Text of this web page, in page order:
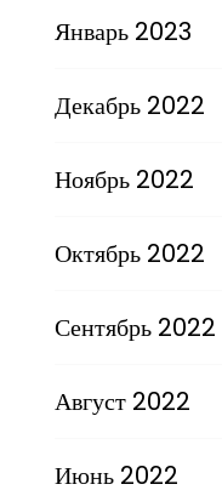
Январь 2023
Декабрь 2022
Ноябрь 2022
Октябрь 2022
Сентябрь 2022
Август 2022
Июнь 2022